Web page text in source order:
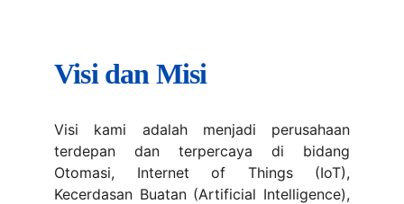
Visi dan Misi
Visi kami adalah menjadi perusahaan
terdepan dan terpercaya di bidang
Otomasi, Internet of Things (IoT),
Kecerdasan Buatan (Artificial Intelligence),